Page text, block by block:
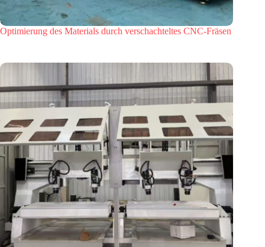
Optimierung des Materials durch verschachteltes CNC-Fräsen